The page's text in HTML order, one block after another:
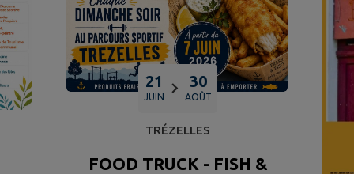
21
JUIN
30
AOÛT
TRÉZELLES
FOOD TRUCK - FISH &